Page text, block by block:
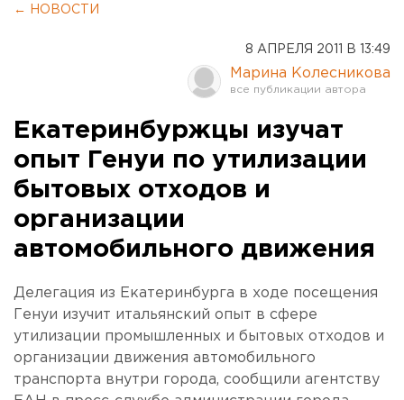
← НОВОСТИ
8 АПРЕЛЯ 2011 В 13:49
Марина Колесникова
Екатеринбуржцы изучат
опыт Генуи по утилизации
бытовых отходов и
организации
автомобильного движения
Делегация из Екатеринбурга в ходе посещения
Генуи изучит итальянский опыт в сфере
утилизации промышленных и бытовых отходов и
организации движения автомобильного
транспорта внутри города, сообщили агентству